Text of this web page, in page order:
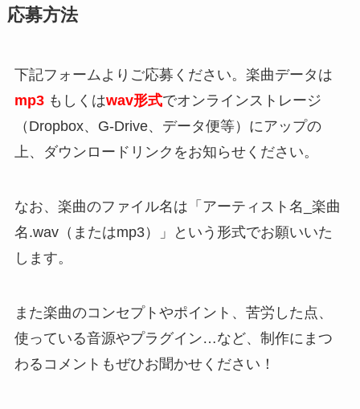
応募方法
下記フォームよりご応募ください。楽曲データは
mp3もしくはwav形式でオンラインストレージ
（Dropbox、G-Drive、データ便等）にアップの
上、ダウンロードリンクをお知らせください。
なお、楽曲のファイル名は「アーティスト名_楽曲
名.wav（またはmp3）」という形式でお願いいた
します。
また楽曲のコンセプトやポイント、苦労した点、
使っている音源やプラグイン…など、制作にまつ
わるコメントもぜひお聞かせください！